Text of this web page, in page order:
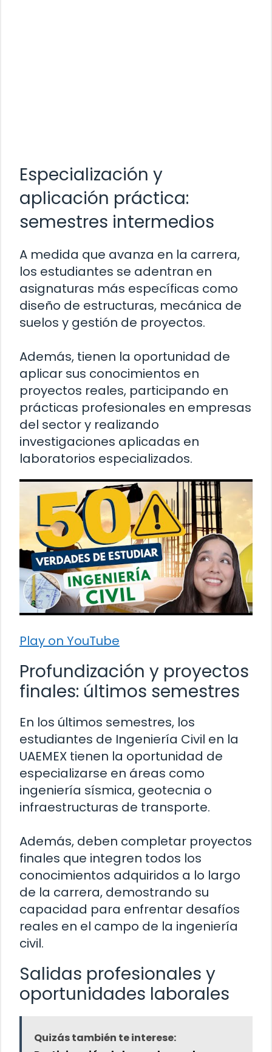
Especialización y
aplicación práctica:
semestres intermedios
A medida que avanza en la carrera,
los estudiantes se adentran en
asignaturas más específicas como
diseño de estructuras, mecánica de
suelos y gestión de proyectos.
Además, tienen la oportunidad de
aplicar sus conocimientos en
proyectos reales, participando en
prácticas profesionales en empresas
del sector y realizando
investigaciones aplicadas en
laboratorios especializados.
Play on YouTube
Profundización y proyectos
finales: últimos semestres
En los últimos semestres, los
estudiantes de Ingeniería Civil en la
UAEMEX tienen la oportunidad de
especializarse en áreas como
ingeniería sísmica, geotecnia o
infraestructuras de transporte.
Además, deben completar proyectos
finales que integren todos los
conocimientos adquiridos a lo largo
de la carrera, demostrando su
capacidad para enfrentar desafíos
reales en el campo de la ingeniería
civil.
Salidas profesionales y
oportunidades laborales
Quizás también te interese: